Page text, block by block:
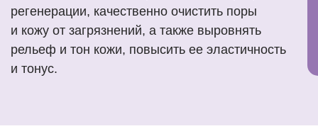
регенерации, качественно очистить поры
и кожу от загрязнений, а также выровнять
рельеф и тон кожи, повысить ее эластичность
и тонус.